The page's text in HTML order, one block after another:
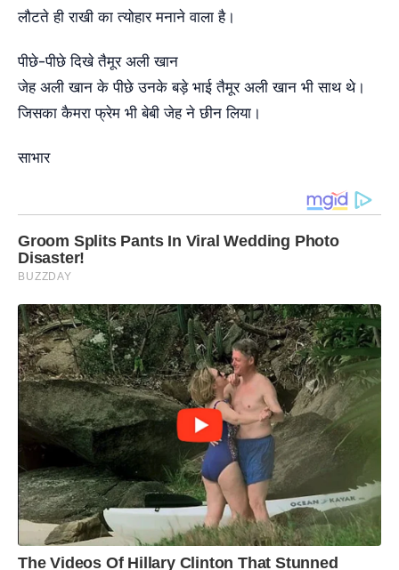
लौटते ही राखी का त्योहार मनाने वाला है।
पीछे-पीछे दिखे तैमूर अली खान
जेह अली खान के पीछे उनके बड़े भाई तैमूर अली खान भी साथ थे।
जिसका कैमरा फ्रेम भी बेबी जेह ने छीन लिया।
साभार